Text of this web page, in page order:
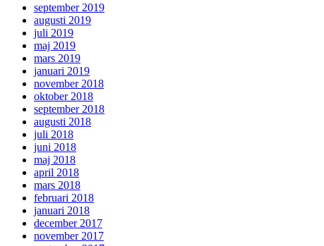
september 2019
augusti 2019
juli 2019
maj 2019
mars 2019
januari 2019
november 2018
oktober 2018
september 2018
augusti 2018
juli 2018
juni 2018
maj 2018
april 2018
mars 2018
februari 2018
januari 2018
december 2017
november 2017